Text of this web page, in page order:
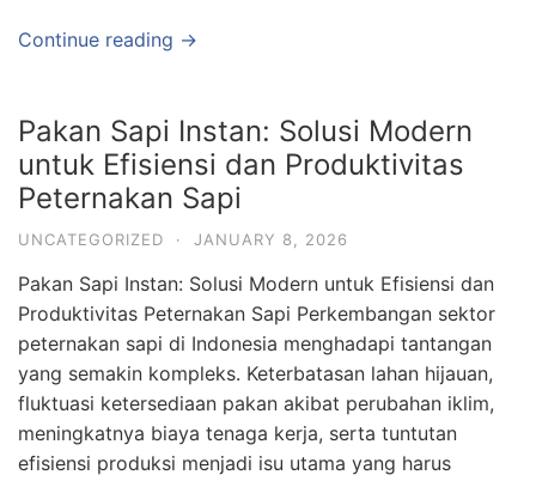
Continue reading →
Pakan Sapi Instan: Solusi Modern
untuk Efisiensi dan Produktivitas
Peternakan Sapi
UNCATEGORIZED · JANUARY 8, 2026
Pakan Sapi Instan: Solusi Modern untuk Efisiensi dan
Produktivitas Peternakan Sapi Perkembangan sektor
peternakan sapi di Indonesia menghadapi tantangan
yang semakin kompleks. Keterbatasan lahan hijauan,
fluktuasi ketersediaan pakan akibat perubahan iklim,
meningkatnya biaya tenaga kerja, serta tuntutan
efisiensi produksi menjadi isu utama yang harus